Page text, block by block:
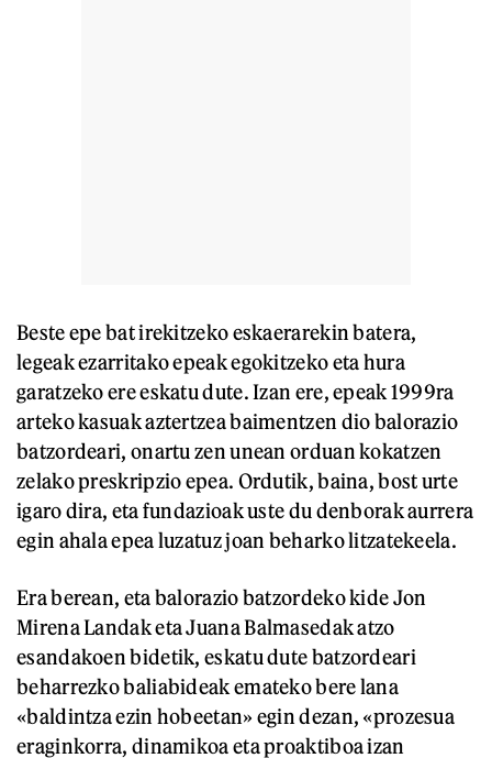
Beste epe bat irekitzeko eskaerarekin batera,
legeak ezarritako epeak egokitzeko eta hura
garatzeko ere eskatu dute. Izan ere, epeak 1999ra
arteko kasuak aztertzea baimentzen dio balorazio
batzordeari, onartu zen unean orduan kokatzen
zelako preskripzio epea. Ordutik, baina, bost urte
igaro dira, eta fundazioak uste du denborak aurrera
egin ahala epea luzatuz joan beharko litzatekeela.
Era berean, eta balorazio batzordeko kide Jon
Mirena Landak eta Juana Balmasedak atzo
esandakoen bidetik, eskatu dute batzordeari
beharrezko baliabideak emateko bere lana
«baldintza ezin hobeetan» egin dezan, «prozesua
eraginkorra, dinamikoa eta proaktiboa izan